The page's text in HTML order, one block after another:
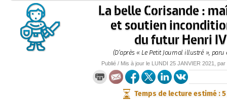
La belle Corisande :
et soutien
du futur Henri IV
(D’après « Le Petit Journal illustré », paru
Publié / Mis à jour le LUNDI 25 JANVIER 2021 , par
Temps de lecture estimé : 5